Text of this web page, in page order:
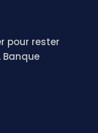
pour rester